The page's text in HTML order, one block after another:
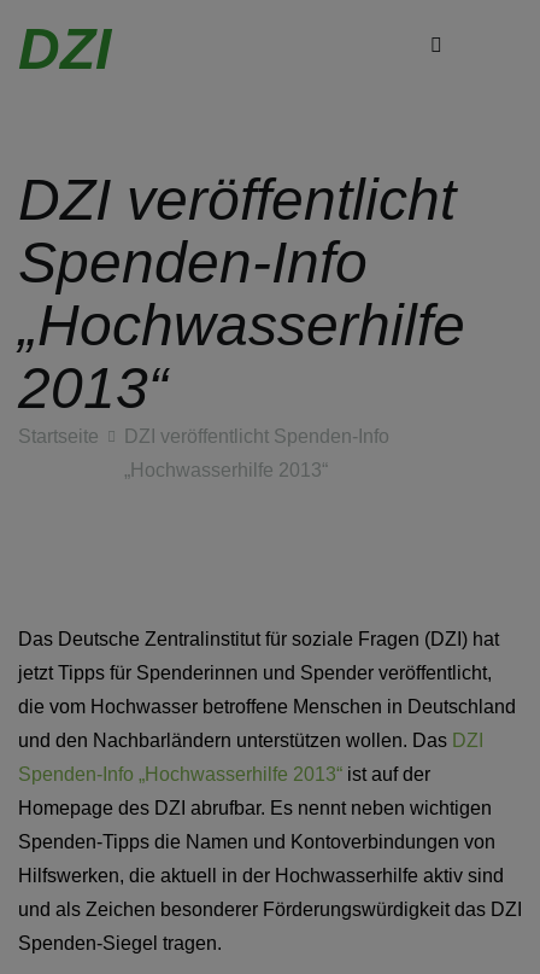
Zum
Inhalt
springen
DZI
DZI veröffentlicht
Spenden-Info
„Hochwasserhilfe
2013“
Startseite
DZI veröffentlicht Spenden-Info
„Hochwasserhilfe 2013“
Das Deutsche Zentralinstitut für soziale Fragen (DZI) hat
jetzt Tipps für Spenderinnen und Spender veröffentlicht,
die vom Hochwasser betroffene Menschen in Deutschland
und den Nachbarländern unterstützen wollen. Das DZI
Spenden-Info „Hochwasserhilfe 2013“ ist auf der
Homepage des DZI abrufbar. Es nennt neben wichtigen
Spenden-Tipps die Namen und Kontoverbindungen von
Hilfswerken, die aktuell in der Hochwasserhilfe aktiv sind
und als Zeichen besonderer Förderungswürdigkeit das DZI
Spenden-Siegel tragen.